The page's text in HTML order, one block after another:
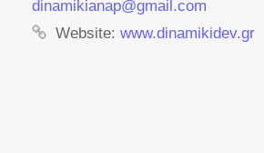
dinamikianap@gmail.com
Website: www.dinamikidev.gr